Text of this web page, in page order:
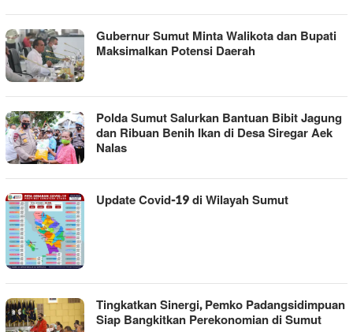
Gubernur Sumut Minta Walikota dan Bupati
Maksimalkan Potensi Daerah
Polda Sumut Salurkan Bantuan Bibit Jagung
dan Ribuan Benih Ikan di Desa Siregar Aek
Nalas
Update Covid-19 di Wilayah Sumut
Tingkatkan Sinergi, Pemko Padangsidimpuan
Siap Bangkitkan Perekonomian di Sumut